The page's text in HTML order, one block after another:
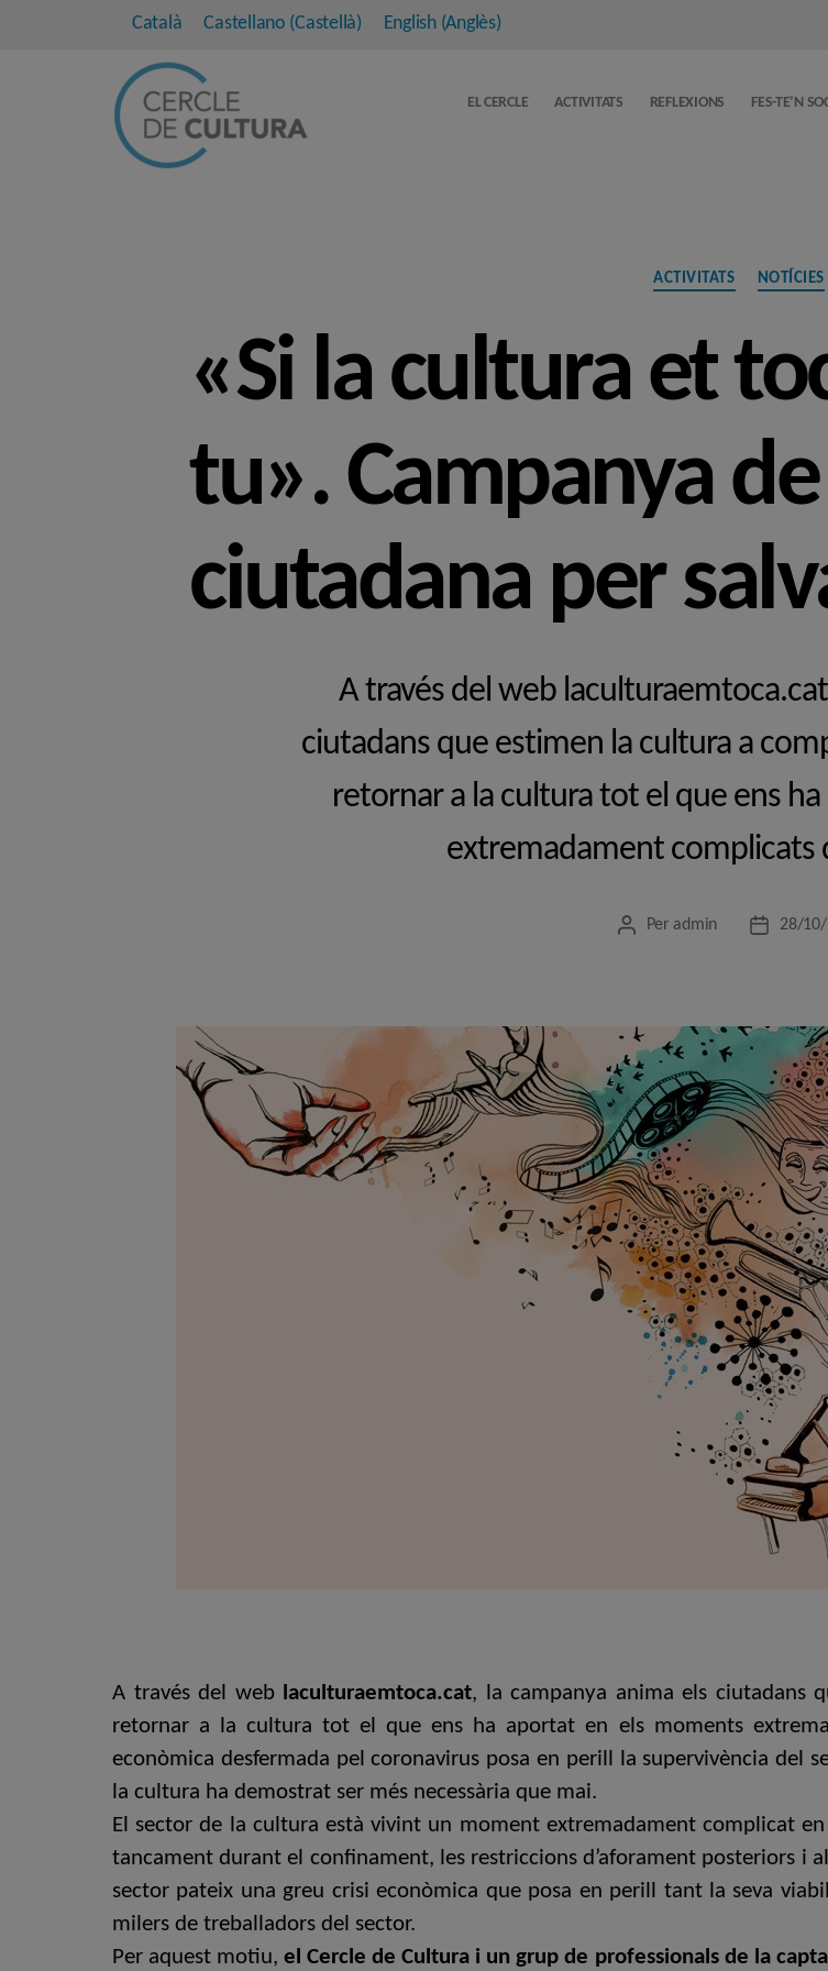
Català Castellano (Castellà) English(Anglès)
EL CERCLE ACTIVITATS REFLEXIONS FES-TE’N
Categories
ACTIVITATS NOTÍCIES
«Si la cultura et
tu». Campanya
ciutadana per
A través del web
ciutadans que estimen la cultura a
retornar a la cultura tot el que ens
extremadament complicats
Autor
Per admin
Data28/
A través del web laculturaemtoca.cat, la campanya anima els ciutadans
retornar a la cultura tot el que ens ha aportat en els moments
econòmica desfermada pel coronavirus posa en perill la supervivència del
la cultura ha demostrat ser més necessària que mai.
El sector de la cultura està vivint un moment extremadament complicat
tancament durant el confinament, les restriccions d’aforament posteriors i
sector pateix una greu crisi econòmica que posa en perill tant la seva
milers de treballadors del sector.
Per aquest motiu,el Cercle de Cultura i un grup de professionals de la